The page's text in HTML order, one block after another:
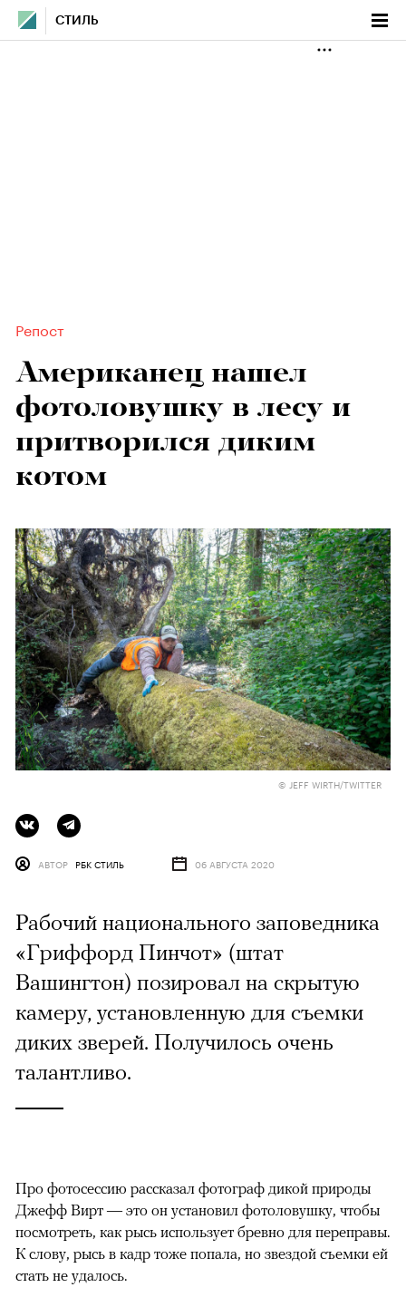
СТИЛЬ
Репост
Американец нашел
фотоловушку в лесу и
притворился диким
котом
© JEFF WIRTH/TWITTER
АВТОР РБК СТИЛЬ 06 АВГУСТА 2020
Рабочий национального заповедника
«Гриффорд Пинчот» (штат
Вашингтон) позировал на скрытую
камеру, установленную для съемки
диких зверей. Получилось очень
талантливо.
Про фотосессию рассказал фотограф дикой природы
Джефф Вирт — это он установил фотоловушку, чтобы
посмотреть, как рысь использует бревно для переправы.
К слову, рысь в кадр тоже попала, но звездой съемки ей
стать не удалось.